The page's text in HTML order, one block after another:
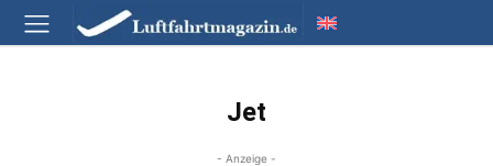
Jet
- Anzeige -